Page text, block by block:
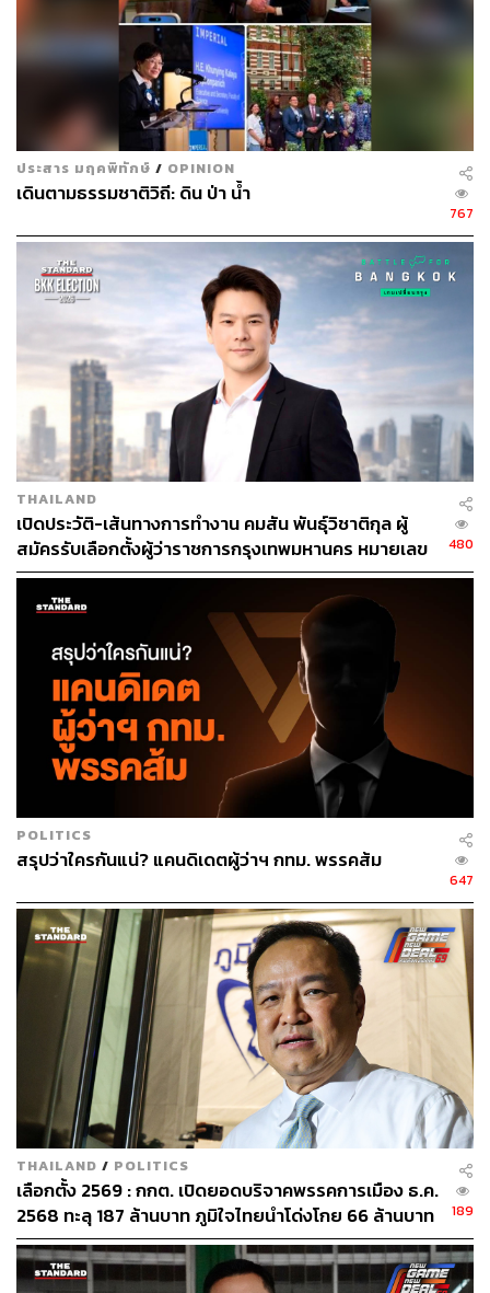
THE STANDARD TEAM
กองบรรณาธิการ THE STANDARD
ABOUT THE PHOTOGRAPHER
ณาฌารัฐ ภักดีอาสา
ช่างภาพข่าว ประจำสำนักข่าว THE
STANDARD
สลัก แก้วเชื้อ
ช่างภาพประจำสำนักข่าว THE STANDARD
ประสาร มฤคพิทักษ์ / OPINION
เดินตามธรรมชาติวิถี: ดิน ป่า น้ำ
767
THAILAND
เปิดประวัติ-เส้นทางการทำงาน คมสัน พันธุ์วิชาติกุล ผู้
สมัครรับเลือกตั้งผู้ว่าราชการกรุงเทพมหานคร หมายเลข
13
480
POLITICS
สรุปว่าใครกันแน่? แคนดิเดตผู้ว่าฯ กทม. พรรคส้ม
647
THAILAND / POLITICS
เลือกตั้ง 2569 : กกต. เปิดยอดบริจาคพรรคการเมือง ธ.ค.
2568 ทะลุ 187 ล้านบาท ภูมิใจไทยนำโด่งโกย 66 ล้านบาท
189